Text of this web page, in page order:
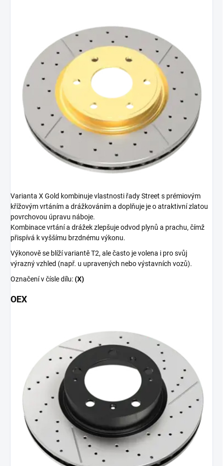
Varianta X Gold kombinuje vlastnosti řady Street s prémiovým
křížovým vrtáním a drážkováním a doplňuje je o atraktivní zlatou
povrchovou úpravu náboje.
Kombinace vrtání a drážek zlepšuje odvod plynů a prachu, čímž
přispívá k vyššímu brzdnému výkonu.
Výkonově se blíží variantě T2, ale často je volena i pro svůj
výrazný vzhled (např. u upravených nebo výstavních vozů).
Označení v čísle dílu:(X)
OEX